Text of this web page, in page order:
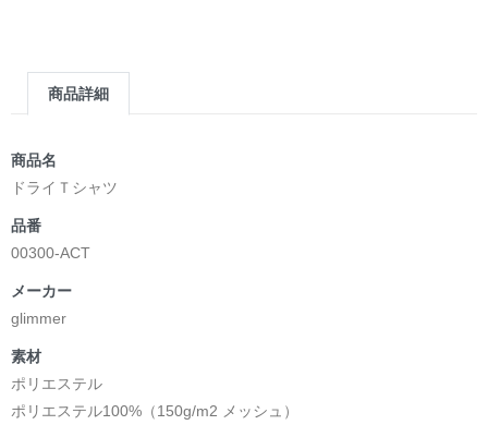
商品詳細
商品名
ドライＴシャツ
品番
00300-ACT
メーカー
glimmer
素材
ポリエステル
ポリエステル100%（150g/m2 メッシュ）